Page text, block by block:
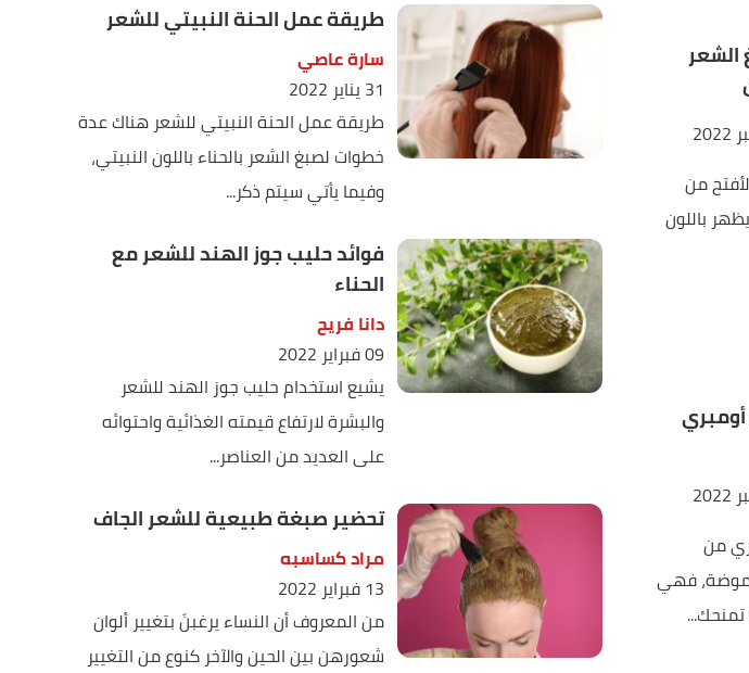
من
باللون
من
فهي
تمنحك...
طريقة عمل الحنة النبيتي للشعر
سارة عاصي
31 يناير 2022
طريقة عمل الحنة النبيتي للشعر هناك عدة
خطوات لصبغ الشعر بالحناء باللون النبيتي،
وفيما يأتي سيتم ذكر...
فوائد حليب جوز الهند للشعر مع
الحناء
دانا فريح
09 فبراير 2022
يشيع استخدام حليب جوز الهند للشعر
والبشرة لارتفاع قيمته الغذائية واحتوائه
على العديد من العناصر...
تحضير صبغة طبيعية للشعر الجاف
مراد كساسبه
13 فبراير 2022
من المعروف أن النساء يرغبنَ بتغيير ألوان
شعورهن بين الحين والآخر كنوع من التغيير